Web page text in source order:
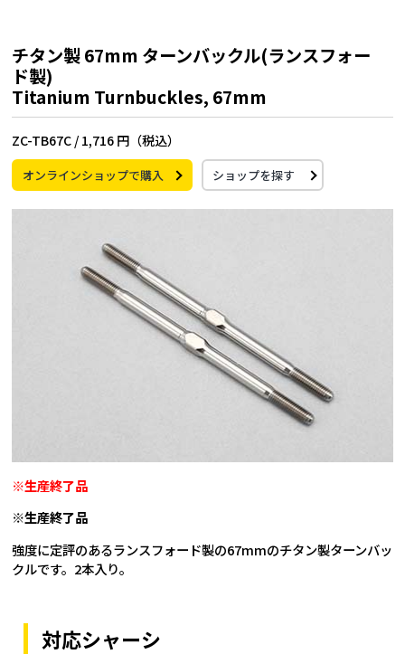
チタン製 67mm ターンバックル(ランスフォー
ド製)
Titanium Turnbuckles, 67mm
ZC-TB67C / 1,716 円（税込）
オンラインショップで購入 ショップを探す
※生産終了品
※生産終了品
強度に定評のあるランスフォード製の67mmのチタン製ターンバッ
クルです。2本入り。
対応シャーシ